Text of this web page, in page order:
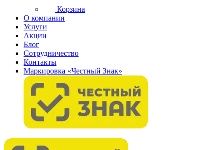
Корзина
О компании
Услуги
Акции
Блог
Сотрудничество
Контакты
Маркировка «Честный Знак»